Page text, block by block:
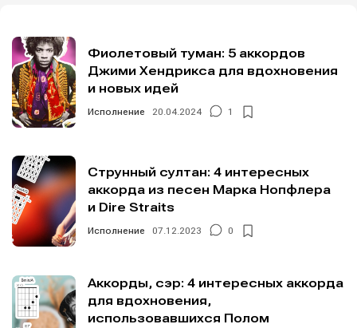
Фиолетовый туман: 5 аккордов
Джими Хендрикса для вдохновения
и новых идей
Исполнение 20.04.2024 1
Струнный султан: 4 интересных
аккорда из песен Марка Нопфлера
и Dire Straits
Исполнение 07.12.2023 0
Аккорды, сэр: 4 интересных аккорда
для вдохновения,
использовавшихся Полом